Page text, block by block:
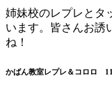
姉妹校のレプレとタ
います。皆さんお誘
ね！
かばん教室レプレ＆コロロ